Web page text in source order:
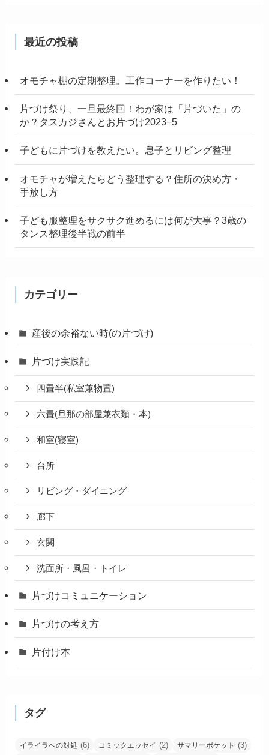
最近の投稿
オモチャ棚の定期整理。工作コーナーを作りたい！
片づけ祭り、一旦最終回！わが家は「片づいた」の
か？タスカジさんとお片づけ2023−5
子どもに片づけを教えたい。息子とリビング整理
オモチャが増えたらどう整理する？住所の決め方・
手放し方
子ども服整理をサクサク進めるには何が大事？3歳の
タンス整理後半戦の前半
カテゴリー
産後の余裕ない時(の片づけ)
片づけ実践記
四畳半(私室兼物置)
六畳(旦那の部屋兼衣類・本)
和室(寝室)
台所
リビング・ダイニング
廊下
玄関
洗面所・風呂・トイレ
片づけコミュニケーション
片づけの考え方
片付け本
タグ
イライラへの対処 (6) コミックエッセイ (2) サマリーポケット (3)